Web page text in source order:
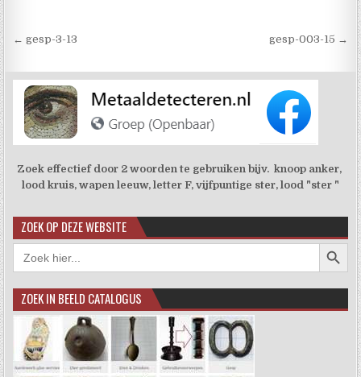
Berichtnavigatie
← gesp-3-13 gesp-003-15 →
Zoek effectief door 2 woorden te gebruiken bijv. knoop anker,
lood kruis, wapen leeuw, letter F, vijfpuntige ster, lood "ster "
ZOEK OP DEZE WEBSITE
Zoek
naar:
ZOEK IN BEELD CATALOGUS